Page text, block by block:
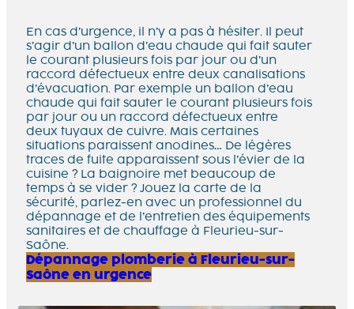
En cas d’urgence, il n’y a pas à hésiter. Il peut
s’agir d’un ballon d’eau chaude qui fait sauter
le courant plusieurs fois par jour ou d’un
raccord défectueux entre deux canalisations
d’évacuation. Par exemple un ballon d’eau
chaude qui fait sauter le courant plusieurs fois
par jour ou un raccord défectueux entre
deux tuyaux de cuivre. Mais certaines
situations paraissent anodines… De légères
traces de fuite apparaissent sous l’évier de la
cuisine ? La baignoire met beaucoup de
temps à se vider ? Jouez la carte de la
sécurité, parlez-en avec un professionnel du
dépannage et de l’entretien des équipements
sanitaires et de chauffage à Fleurieu-sur-
Saône.
Dépannage plomberie à Fleurieu-sur-
Saône en urgence